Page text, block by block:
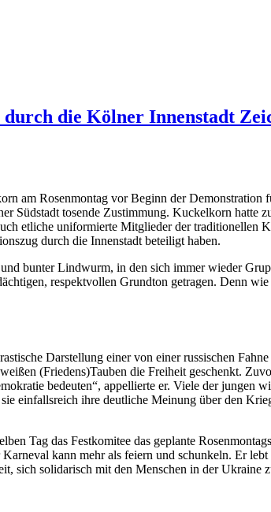
die Kölner Innenstadt
am Rosenmontag vor Beginn der
tosende Zustimmung. Kuckelkorn hatte
etliche uniformierte Mitglieder der traditionellen
durch die Innenstadt beteiligt haben.
bunter Lindwurm, in den sich immer wieder
respektvollen Grundton getragen. Denn
Darstellung einer von einer russischen
(Friedens)Tauben die Freiheit geschenkt.
bedeuten“, appellierte er. Viele der jungen
sie einfallsreich ihre deutliche Meinung über den
Tag das Festkomitee das geplante
kann mehr als feiern und schunkeln. Er
sich solidarisch mit den Menschen in der